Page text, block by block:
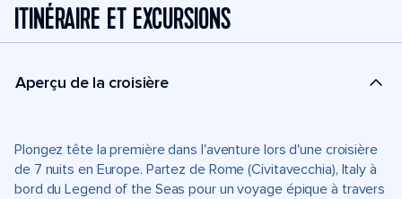
ITINÉRAIRE ET EXCURSIONS
Aperçu de la croisière
Plongez tête la première dans l'aventure lors d'une croisière
de 7 nuits en Europe. Partez de Rome (Civitavecchia), Italy à
bord du Legend of the Seas pour un voyage épique à travers